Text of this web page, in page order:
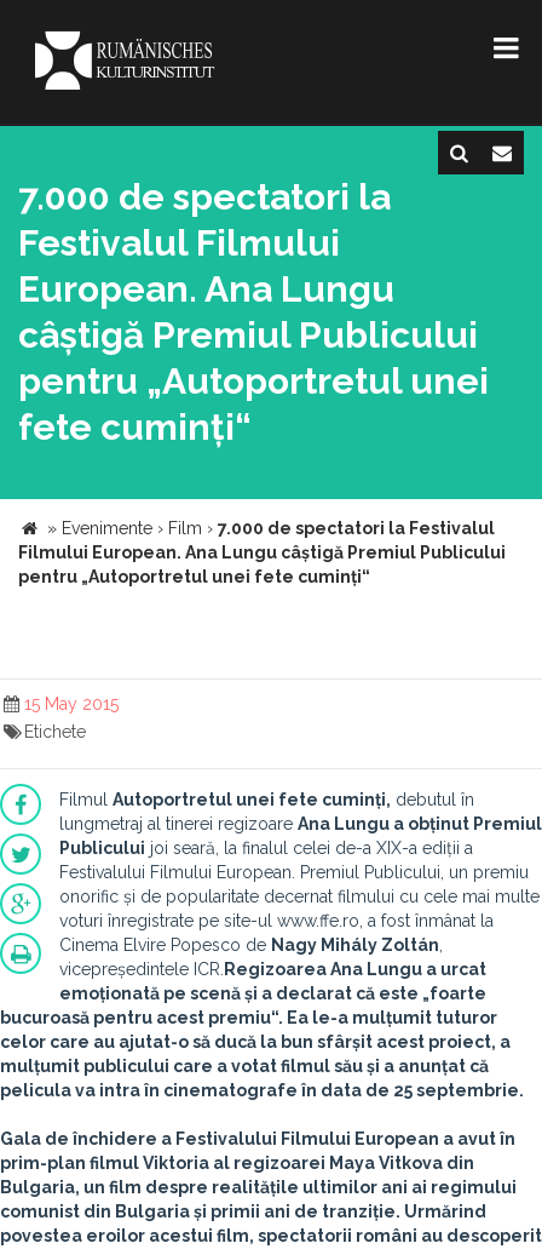
7.000 de spectatori la
Festivalul Filmului
European. Ana Lungu
câștigă Premiul Publicului
pentru „Autoportretul unei
fete cuminți“
» Evenimente › Film › 7.000 de spectatori la Festivalul
Filmului European. Ana Lungu câștigă Premiul Publicului
pentru „Autoportretul unei fete cuminți“
15 May 2015
Etichete
Filmul Autoportretul unei fete cuminți, debutul în
lungmetraj al tinerei regizoare Ana Lungu a obținut Premiul
Publicului joi seară, la finalul celei de-a XIX-a ediții a
Festivalului Filmului European. Premiul Publicului, un premiu
onorific și de popularitate decernat filmului cu cele mai multe
voturi înregistrate pe site-ul www.ffe.ro, a fost înmânat la
Cinema Elvire Popesco de Nagy Mihály Zoltán
vicepreședintele ICR. Regizoarea Ana Lungu a urcat
emoționată pe scenă și a declarat că este „foarte
bucuroasă pentru acest premiu“. Ea le-a mulțumit tuturor
celor care au ajutat-o să ducă la bun sfârșit acest proiect, a
mulțumit publicului care a votat filmul său și a anunțat că
pelicula va intra în cinematografe în data de 25 septembrie.
Gala de închidere a Festivalului Filmului European a avut în
prim-plan filmul Viktoria al regizoarei Maya Vitkova din
Bulgaria, un film despre realitățile ultimilor ani ai regimului
comunist din Bulgaria și primii ani de tranziție. Urmărind
povestea eroilor acestui film, spectatorii români au descoperit